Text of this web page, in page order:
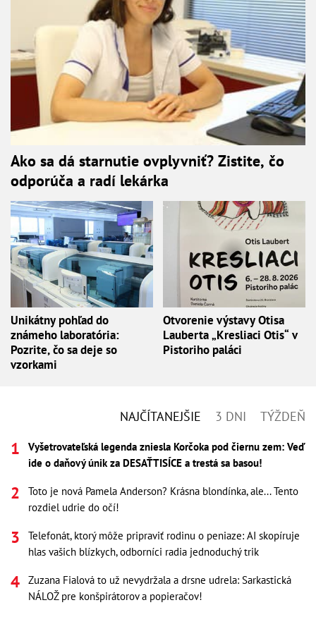
Ako sa dá starnutie ovplyvniť? Zistite, čo
odporúča a radí lekárka
Unikátny pohľad do
známeho laboratória:
Pozrite, čo sa deje so
vzorkami
Otvorenie výstavy Otisa
Lauberta „Kresliaci Otis“ v
Pistoriho paláci
NAJČÍTANEJŠIE 3 DNI TÝŽDEŇ
Vyšetrovateľská legenda zniesla Korčoka pod čiernu zem: Veď
ide o daňový únik za DESAŤTISÍCE a trestá sa basou!
Toto je nová Pamela Anderson? Krásna blondínka, ale... Tento
rozdiel udrie do očí!
Telefonát, ktorý môže pripraviť rodinu o peniaze: AI skopíruje
hlas vašich blízkych, odborníci radia jednoduchý trik
Zuzana Fialová to už nevydržala a drsne udrela: Sarkastická
NÁLOŽ pre konšpirátorov a popieračov!